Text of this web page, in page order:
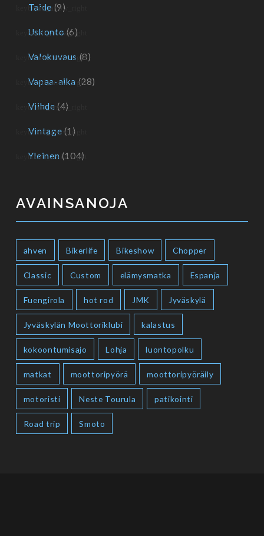
Taide (9)
Uskonto (6)
Valokuvaus (8)
Vapaa-aika (28)
Viihde (4)
Vintage (1)
Yleinen (104)
AVAINSANOJA
ahven Bikerlife Bikeshow Chopper
Classic Custom elämysmatka Espanja
Fuengirola hot rod JMK Jyväskylä
Jyväskylän Moottoriklubi kalastus
kokoontumisajo Lohja luontopolku
matkat moottoripyörä moottoripyöräily
motoristi Neste Tourula patikointi
Road trip Smoto